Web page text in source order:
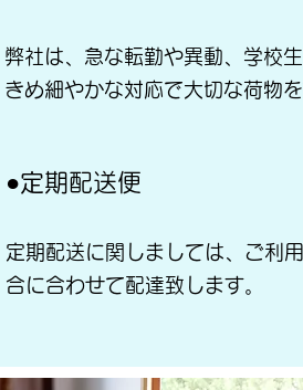
弊社は、急な転勤や異動、学校
きめ細やかな対応で大切な荷物
●定期配送便
定期配送に関しましては、ご利
合に合わせて配達致します。